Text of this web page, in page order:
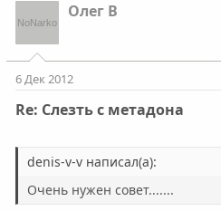
Олег В
6 Дек 2012
Re: Слезть с метадона
denis-v-v написал(а):
Очень нужен совет.......